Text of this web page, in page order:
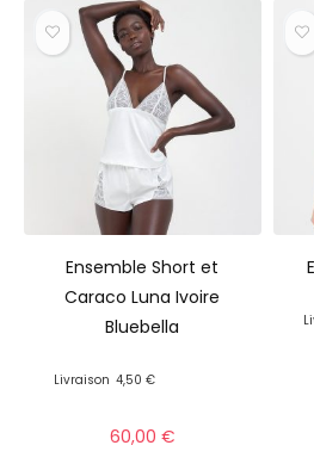
Ensemble Short et
Caraco Luna Ivoire
Bluebella
Livraison 4,50 €
60,00 €